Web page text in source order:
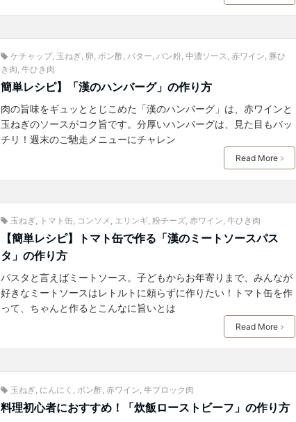
ケチャップ, 玉ねぎ 卵 ポン酢, バター パン粉, 中濃ソース 赤ワイン 豚ひ
き肉 牛ひき肉
簡単レシピ】「漢のハンバーグ」の作り方
肉の旨味をギュッととじこめた「漢のハンバーグ」は、赤ワインと
玉ねぎのソースがコク旨です。分厚いハンバーグは、見た目もバッ
チリ！週末のご馳走メニューにチャレン
Read More
玉ねぎ, トマト缶, コンソメ , エリンギ, 粉チーズ, 赤ワイン, 牛ひき肉
【簡単レシピ】トマト缶で作る「漢のミートソースパス
タ」の作り方
パスタと言えばミートソース。子どもからお年寄りまで、みんなが
好きなミートソースはレトルトに頼らずに作りたい！トマト缶を作
って、ちゃんと作るとこんなに旨いとは
Read More
玉ねぎ にんにく ポン酢, 赤ワイン 牛ブロック肉
料理初心者におすすめ！「炊飯ローストビーフ」の作り方